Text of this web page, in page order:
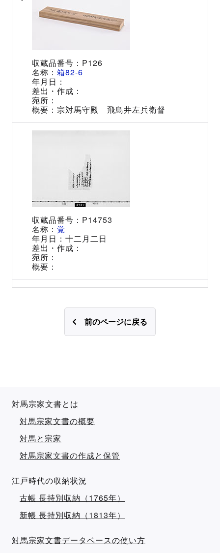
P126
箱82-6
宗対馬守殿 飛鳥井左兵衛督
P14753
覚
十二月二日
前のページに戻る
対馬宗家文書とは
対馬宗家文書の概要
対馬と宗家
対馬宗家文書の作成と保管
江戸時代の収納状況
古帳 長持別収納（1765年）
新帳 長持別収納（1813年）
対馬宗家文書データベースの使い方